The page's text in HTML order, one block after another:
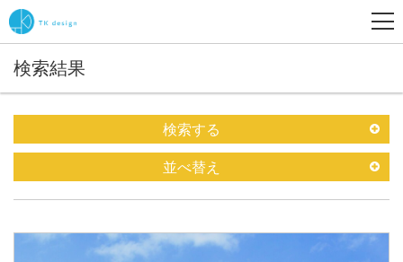
検索結果
検索する
並べ替え